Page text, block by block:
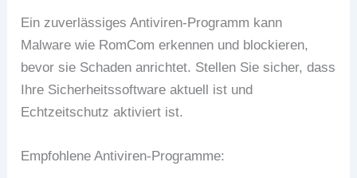
Ein zuverlässiges Antiviren-Programm kann
Malware wie RomCom erkennen und blockieren,
bevor sie Schaden anrichtet. Stellen Sie sicher, dass
Ihre Sicherheitssoftware aktuell ist und
Echtzeitschutz aktiviert ist.
Empfohlene Antiviren-Programme: